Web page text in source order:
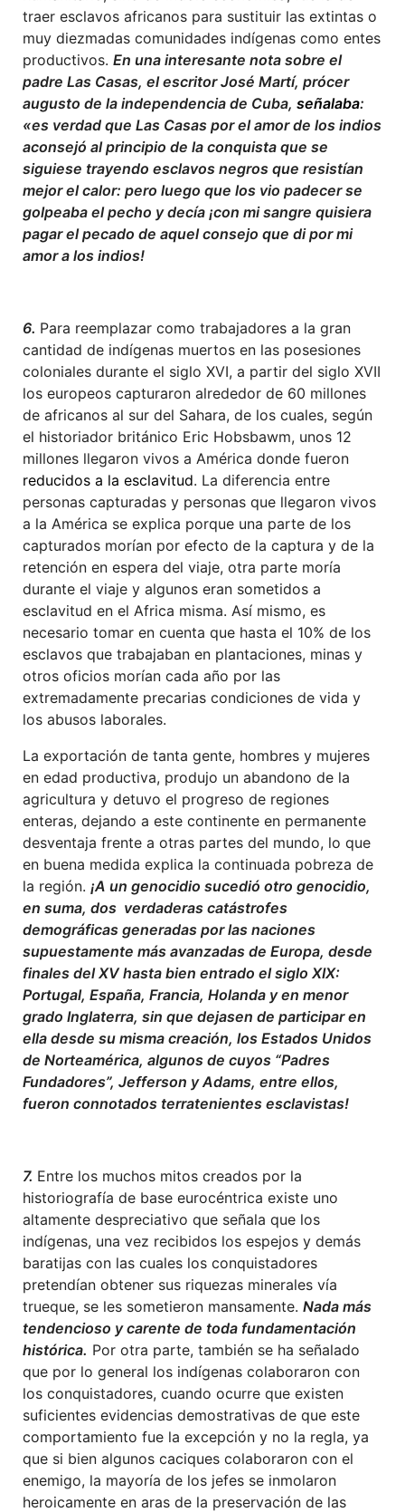
traer esclavos africanos para sustituir las extintas o
muy diezmadas comunidades indígenas como entes
productivos. En una interesante nota sobre el
padre Las Casas, el escritor José Martí, prócer
augusto de la independencia de Cuba, señalaba:
«es verdad que Las Casas por el amor de los indios
aconsejó al principio de la conquista que se
siguiese trayendo esclavos negros que resistían
mejor el calor: pero luego que los vio padecer se
golpeaba el pecho y decía ¡con mi sangre quisiera
pagar el pecado de aquel consejo que di por mi
amor a los indios!
6. Para reemplazar como trabajadores a la gran
cantidad de indígenas muertos en las posesiones
coloniales durante el siglo XVI, a partir del siglo XVII
los europeos capturaron alrededor de 60 millones
de africanos al sur del Sahara, de los cuales, según
el historiador británico Eric Hobsbawm, unos 12
millones llegaron vivos a América donde fueron
reducidos a la esclavitud. La diferencia entre
personas capturadas y personas que llegaron vivos
a la América se explica porque una parte de los
capturados morían por efecto de la captura y de la
retención en espera del viaje, otra parte moría
durante el viaje y algunos eran sometidos a
esclavitud en el Africa misma. Así mismo, es
necesario tomar en cuenta que hasta el 10% de los
esclavos que trabajaban en plantaciones, minas y
otros oficios morían cada año por las
extremadamente precarias condiciones de vida y
los abusos laborales.
La exportación de tanta gente, hombres y mujeres
en edad productiva, produjo un abandono de la
agricultura y detuvo el progreso de regiones
enteras, dejando a este continente en permanente
desventaja frente a otras partes del mundo, lo que
en buena medida explica la continuada pobreza de
la región. ¡A un genocidio sucedió otro genocidio,
en suma, dos verdaderas catástrofes
demográficas generadas por las naciones
supuestamente más avanzadas de Europa, desde
finales del XV hasta bien entrado el siglo XIX:
Portugal, España, Francia, Holanda y en menor
grado Inglaterra, sin que dejasen de participar en
ella desde su misma creación, los Estados Unidos
de Norteamérica, algunos de cuyos “Padres
Fundadores”, Jefferson y Adams, entre ellos,
fueron connotados terratenientes esclavistas!
7. Entre los muchos mitos creados por la
historiografía de base eurocéntrica existe uno
altamente despreciativo que señala que los
indígenas, una vez recibidos los espejos y demás
baratijas con las cuales los conquistadores
pretendían obtener sus riquezas minerales vía
trueque, se les sometieron mansamente. Nada más
tendencioso y carente de toda fundamentación
histórica. Por otra parte, también se ha señalado
que por lo general los indígenas colaboraron con
los conquistadores, cuando ocurre que existen
suficientes evidencias demostrativas de que este
comportamiento fue la excepción y no la regla, ya
que si bien algunos caciques colaboraron con el
enemigo, la mayoría de los jefes se inmolaron
heroicamente en aras de la preservación de las